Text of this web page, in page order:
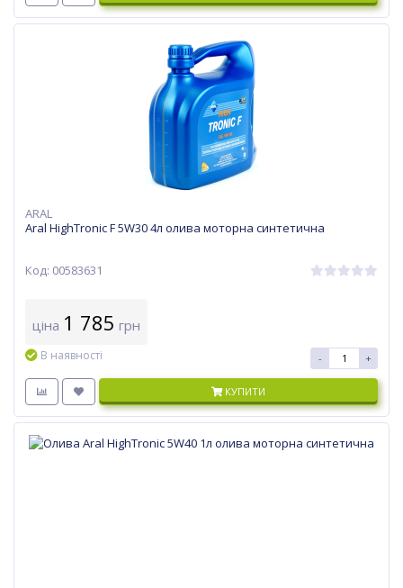
ARAL
Aral HighTronic F 5W30 4л олива моторна синтетична
Код: 00583631
ціна 1 785 грн
В наявності - +
КУПИТИ